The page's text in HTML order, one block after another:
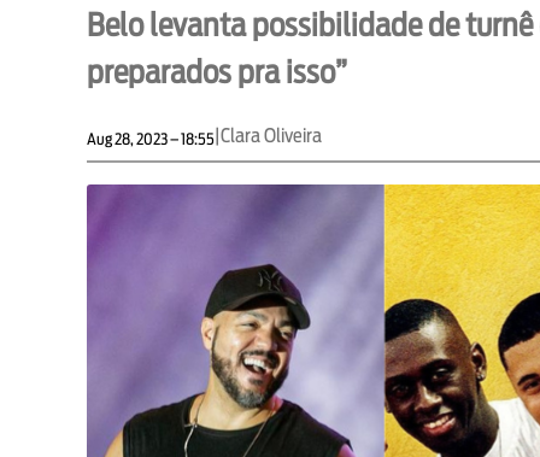
Belo levanta possibilidade de turnê
preparados pra isso”
Aug 28, 2023 – 18:55|Clara Oliveira